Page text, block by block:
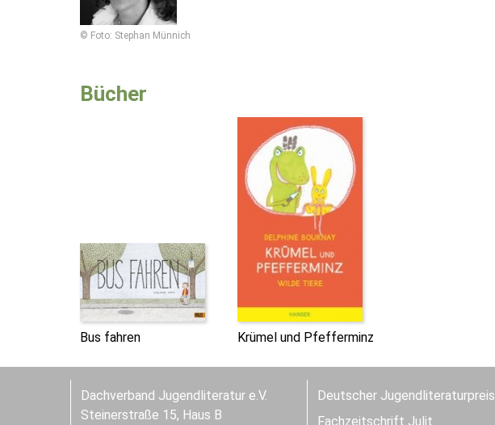
© Foto: Stephan Münnich
Bücher
Bus fahren Krümel und Pfefferminz
Dachverband Jugendliteratur e.V.
Steinerstraße 15, Haus B
Deutscher Jugendliteraturpreis
Fachzeitschrift Julit